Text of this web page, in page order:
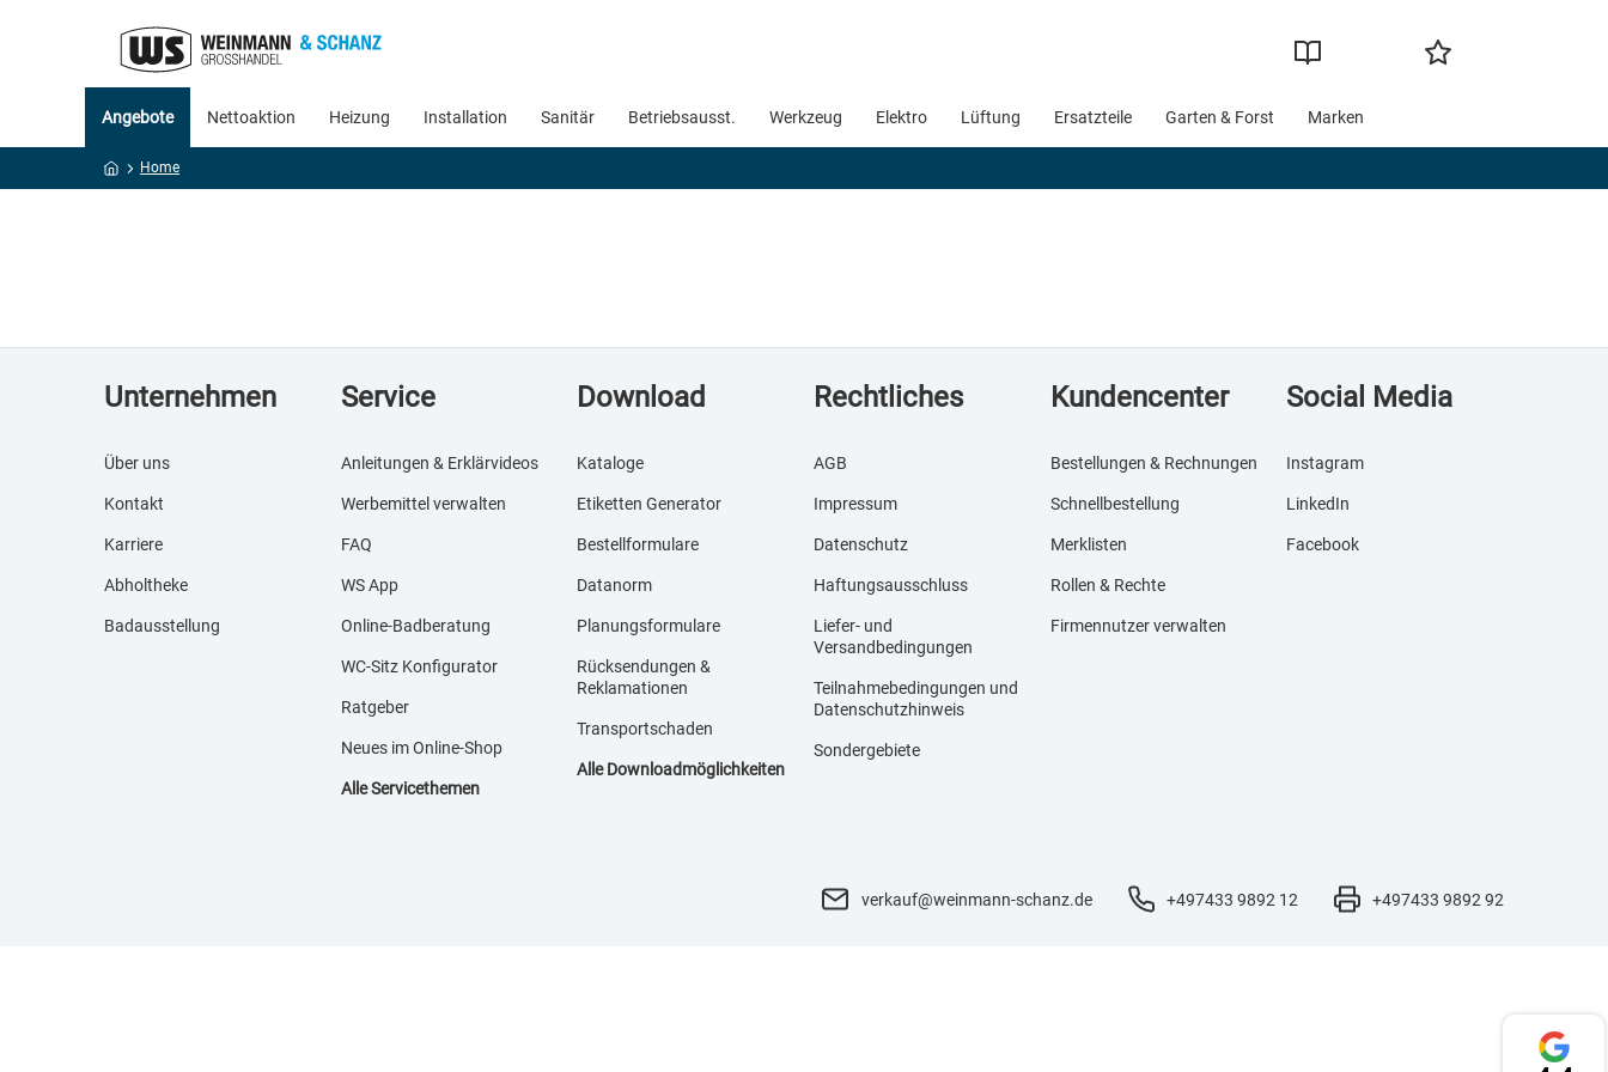
Angebote Nettoaktion Heizung Installation Sanitär Betriebsausst. Werkzeug Elektro Lüftung Ersatzteile Garten & Forst Marken
Home
Unternehmen
Über uns
Kontakt
Karriere
Abholtheke
Badausstellung
Service
Anleitungen & Erklärvideos
Werbemittel verwalten
FAQ
WS App
Online-Badberatung
WC-Sitz Konfigurator
Ratgeber
Neues im Online-Shop
Alle Servicethemen
Download
Kataloge
Etiketten Generator
Bestellformulare
Datanorm
Planungsformulare
Rücksendungen &
Reklamationen
Transportschaden
Alle Downloadmöglichkeiten
Rechtliches
AGB
Impressum
Datenschutz
Haftungsausschluss
Liefer- und
Versandbedingungen
Teilnahmebedingungen und
Datenschutzhinweis
Sondergebiete
Kundencenter
Bestellungen & Rechnungen
Schnellbestellung
Merklisten
Rollen & Rechte
Firmennutzer verwalten
Social Media
Instagram
LinkedIn
Facebook
verkauf@weinmann-schanz.de +497433 9892 12 +497433 9892 92